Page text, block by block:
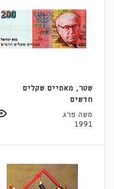
שטר, מאתיים שקלים
חדשים
משה פרג
1991